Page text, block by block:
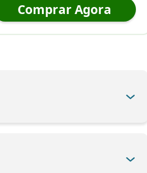
Comprar Agora